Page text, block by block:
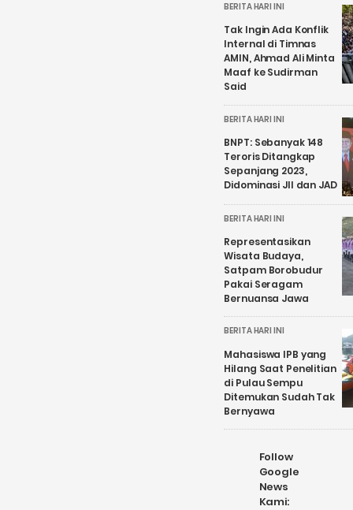
BERITA HARI INI
Tak Ingin Ada Konflik
Internal di Timnas
AMIN, Ahmad Ali Minta
Maaf ke Sudirman
Said
BERITA HARI INI
BNPT: Sebanyak 148
Teroris Ditangkap
Sepanjang 2023,
Didominasi JII dan JAD
BERITA HARI INI
Representasikan
Wisata Budaya,
Satpam Borobudur
Pakai Seragam
Bernuansa Jawa
BERITA HARI INI
Mahasiswa IPB yang
Hilang Saat Penelitian
di Pulau Sempu
Ditemukan Sudah Tak
Bernyawa
Follow
Google
News
Kami: